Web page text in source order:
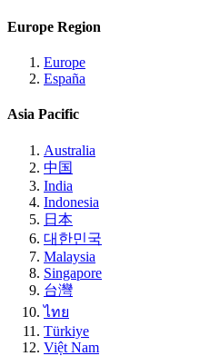
Europe Region
Europe
España
Asia Pacific
Australia
中国
India
Indonesia
日本
대한민국
Malaysia
Singapore
台灣
ไทย
Türkiye
Việt Nam